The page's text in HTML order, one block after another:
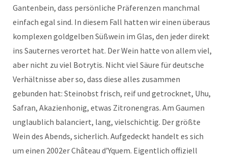
Gantenbein, dass persönliche Präferenzen manchmal
einfach egal sind. In diesem Fall hatten wir einen überaus
komplexen goldgelben Süßwein im Glas, den jeder direkt
ins Sauternes verortet hat. Der Wein hatte von allem viel,
aber nicht zu viel Botrytis. Nicht viel Säure für deutsche
Verhältnisse aber so, dass diese alles zusammen
gebunden hat: Steinobst frisch, reif und getrocknet, Uhu,
Safran, Akazienhonig, etwas Zitronengras. Am Gaumen
unglaublich balanciert, lang, vielschichtig. Der größte
Wein des Abends, sicherlich. Aufgedeckt handelt es sich
um einen 2002er Château d’Yquem. Eigentlich offiziell